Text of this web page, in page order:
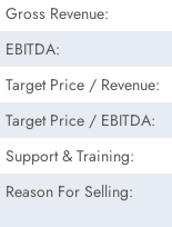
Gross Revenue:
EBITDA:
Target Price / Revenue:
Target Price / EBITDA:
Support & Training:
Reason For Selling: